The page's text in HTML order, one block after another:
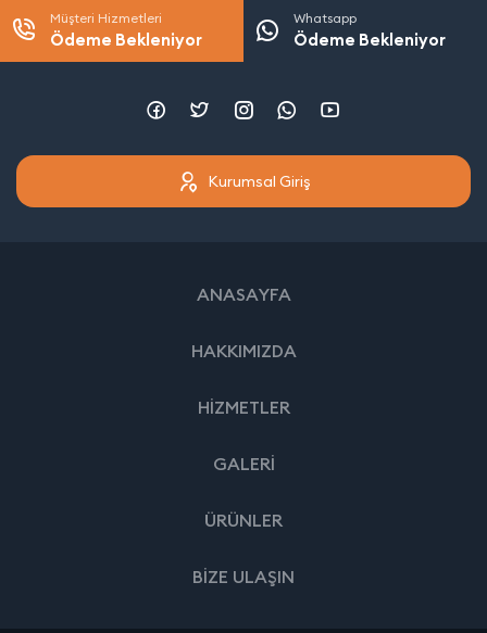
Müşteri Hizmetleri
Ödeme Bekleniyor
Whatsapp
Ödeme Bekleniyor
Kurumsal Giriş
ANASAYFA
HAKKIMIZDA
HİZMETLER
GALERİ
ÜRÜNLER
BİZE ULAŞIN